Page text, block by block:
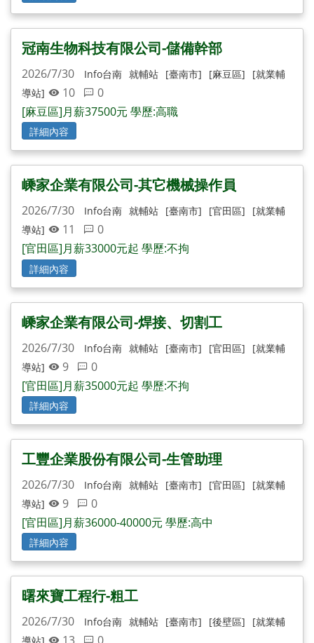
冠南生物科技有限公司-儲備幹部
2026/7/30 Info台南 就輔站 [臺南市] [麻豆區]
[就業輔
導站]
10
0
[麻豆區]月薪37500元 學歷:高職
詳細內容
嵊家企業有限公司-其它機械操作員
2026/7/30 Info台南 就輔站 [臺南市] [官田區]
[就業輔
導站]
11
0
[官田區]月薪33000元起 學歷:不拘
詳細內容
嵊家企業有限公司-焊接、切割工
2026/7/30 Info台南 就輔站 [臺南市] [官田區]
[就業輔
導站]
9
0
[官田區]月薪35000元起 學歷:不拘
詳細內容
工豐企業股份有限公司-生管助理
2026/7/30 Info台南 就輔站 [臺南市] [官田區]
[就業輔
導站]
9
0
[官田區]月薪36000-40000元 學歷:高中
詳細內容
曙來寶工程行-粗工
2026/7/30 Info台南 就輔站 [臺南市] [後壁區]
[就業輔